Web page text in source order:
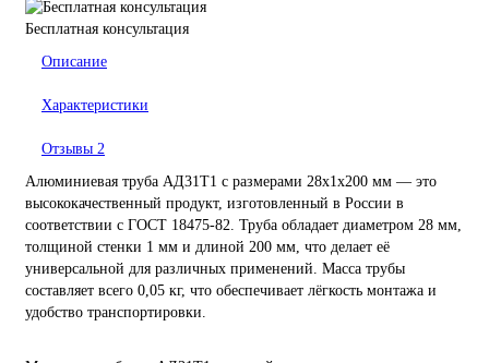
Бесплатная консультация
Описание
Характеристики
Отзывы 2
Алюминиевая труба АД31Т1 с размерами 28х1х200 мм — это
высококачественный продукт, изготовленный в России в
соответствии с ГОСТ 18475-82. Труба обладает диаметром 28 мм,
толщиной стенки 1 мм и длиной 200 мм, что делает её
универсальной для различных применений. Масса трубы
составляет всего 0,05 кг, что обеспечивает лёгкость монтажа и
удобство транспортировки.